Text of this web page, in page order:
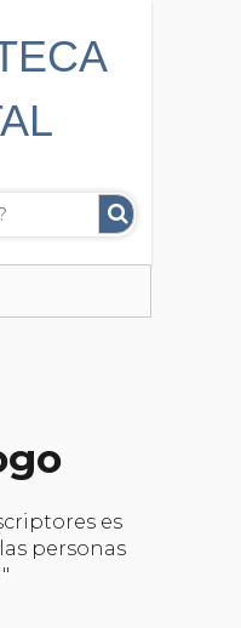
es
personas